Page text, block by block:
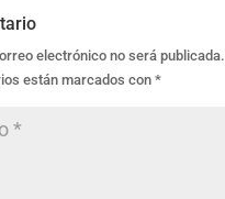
electrónico no será publicada.
están marcados con*